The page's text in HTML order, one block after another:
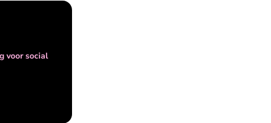
voor social